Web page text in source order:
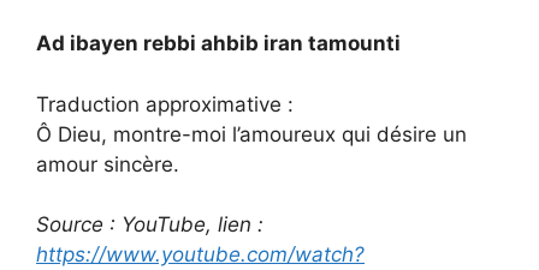
Ad ibayen rebbi ahbib iran tamounti
Traduction approximative :
Ô Dieu, montre-moi l’amoureux qui désire un
amour sincère.
Source : YouTube, lien :
https://www.youtube.com/watch?